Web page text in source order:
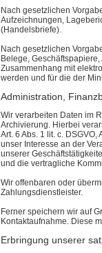
Nach gesetzlichen
Aufzeichnungen,
(Handelsbriefe).
Nach gesetzlichen
Belege,
Zusammenhang mit
werden und für die der
Administration,
Wir verarbeiten Daten im
Archivierung. Hierbei
Art. 6 Abs. 1 lit. c.
unser Interesse an der
unserer
und die vertragliche
Wir offenbaren oder
Zahlungsdienstleister.
Ferner speichern wir auf
Kontaktaufnahme. Diese
Erbringung unserer